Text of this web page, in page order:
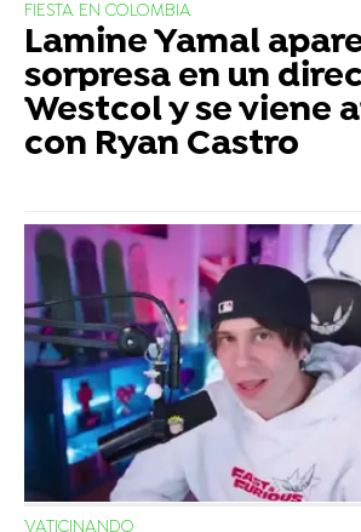
FIESTA EN COLOMBIA
Lamine Yamal
sorpresa en un
Westcol y se viene
con Ryan Castro